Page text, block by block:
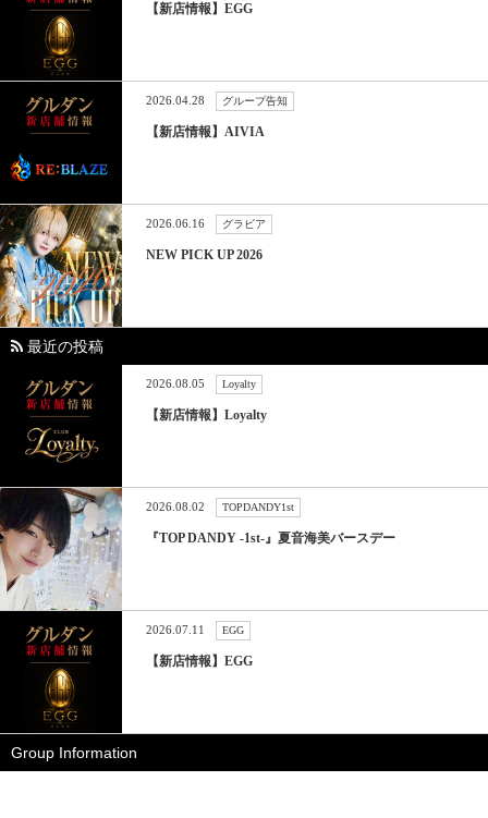
【新店情報】EGG
2026.04.28 グループ告知
【新店情報】AIVIA
2026.06.16 グラビア
NEW PICK UP 2026
最近の投稿
2026.08.05 Loyalty
【新店情報】Loyalty
2026.08.02 TOPDANDY1st
『TOP DANDY -1st-』夏音海美バースデー
2026.07.11 EGG
【新店情報】EGG
Group Information